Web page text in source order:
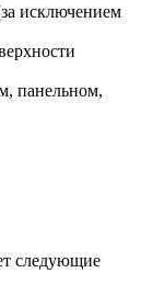
исключением
панельном,
следующие